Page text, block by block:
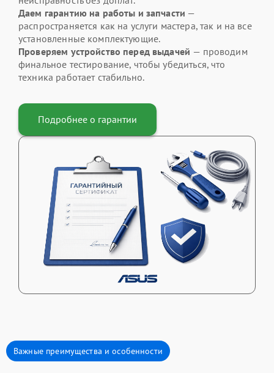
Даем гарантию на работы и запчасти —
распространяется как на услуги мастера, так и на все
установленные комплектующие.
Проверяем устройство перед выдачей — проводим
финальное тестирование, чтобы убедиться, что
техника работает стабильно.
Подробнее о гарантии
Важные преимущества и особенности